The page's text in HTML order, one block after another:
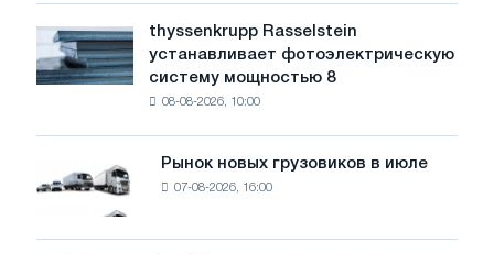
воды
угрожает
thyssenkrupp
Rasselstein
устанавливает
фотоэлектрическую
thyssenkrupp Rasselstein
устанавливает фотоэлектрическую
систему мощностью 8
08-08-2026, 10:00
Рынок
новых
грузовиков
в
Рынок новых грузовиков в июле
07-08-2026, 16:00